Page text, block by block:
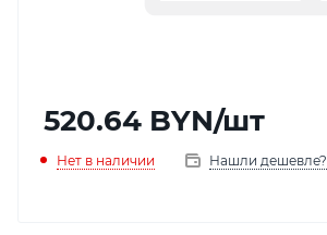
520.64 BYN/шт
Нет в наличии Нашли дешевле?